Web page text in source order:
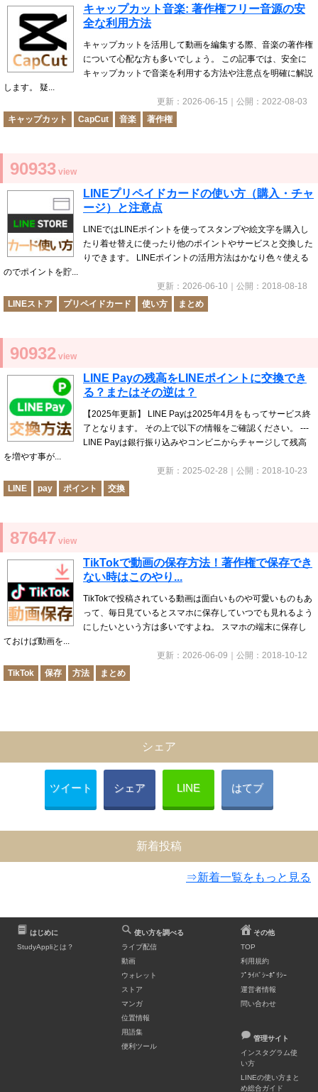
キャップカット音楽: 著作権フリー音源の安
全な利用方法
キャップカットを活用して動画を編集する際、音楽の著作権
について心配な方も多いでしょう。 この記事では、安全に
キャップカットで音楽を利用する方法や注意点を明確に解説
します。 疑...
更新： 2026-06-15 ｜公開： 2022-08-03
キャップカット
CapCut 音楽 著作権
90933 view
LINEプリペイドカードの使い方（購入・チャ
ージ）と注意点
LINEではLINEポイントを使ってスタンプや絵文字を購入し
たり着せ替えに使ったり他のポイントやサービスと交換した
りできます。 LINEポイントの活用方法はかなり色々使える
のでポイントを貯...
更新： 2026-06-10 ｜公開： 2018-08-18
LINEストア
プリペイドカード 使い方 まとめ
90932 view
LINE Payの残高をLINEポイントに交換でき
る？またはその逆は？
【2025年更新】 LINE Payは2025年4月をもってサービス終
了となります。 その上で以下の情報をご確認ください。 ---
LINE Payは銀行振り込みやコンビニからチャージして残高
を増やす事が...
更新： 2025-02-28 ｜公開： 2018-10-23
LINE
pay ポイント 交換
87647 view
TikTokで動画の保存方法！著作権で保存でき
ない時はこのやり...
TikTokで投稿されている動画は面白いものや可愛いものもあ
って、毎日見ているとスマホに保存していつでも見れるよう
にしたいという方は多いですよね。 スマホの端末に保存し
ておけば動画を...
更新： 2026-06-09 ｜公開： 2018-10-12
TikTok
保存 方法 まとめ
シェア
ツイート シェア LINE はてブ
新着投稿
⇒新着一覧をもっと見る
はじめに
StudyAppliとは？
使い方を調べる
ライブ配信
動画
ウォレット
ストア
マンガ
位置情報
用語集
便利ツール
その他
TOP
利用規約
ﾌﾟﾗｲﾊﾞｼｰﾎﾟﾘｼｰ
運営者情報
問い合わせ
管理サイト
インスタグラム使
い方
LINEの使い方まと
め総合ガイド